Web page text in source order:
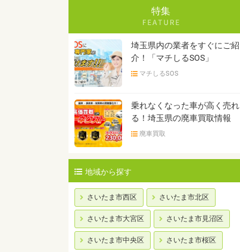
特集
埼玉県内の業者をすぐにご紹
介！「マチしるSOS」
マチしるSOS
乗れなくなった車が高く売れ
る！埼玉県の廃車買取情報
廃車買取
地域から探す
さいたま市西区 さいたま市北区
さいたま市大宮区 さいたま市見沼区
さいたま市中央区 さいたま市桜区